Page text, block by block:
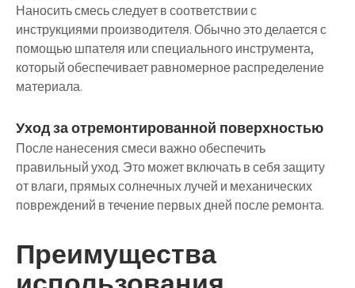
Наносить смесь следует в соответствии с
инструкциями производителя. Обычно это делается с
помощью шпателя или специального инструмента,
который обеспечивает равномерное распределение
материала.
Уход за отремонтированной поверхностью
После нанесения смеси важно обеспечить
правильный уход. Это может включать в себя защиту
от влаги, прямых солнечных лучей и механических
повреждений в течение первых дней после ремонта.
Преимущества